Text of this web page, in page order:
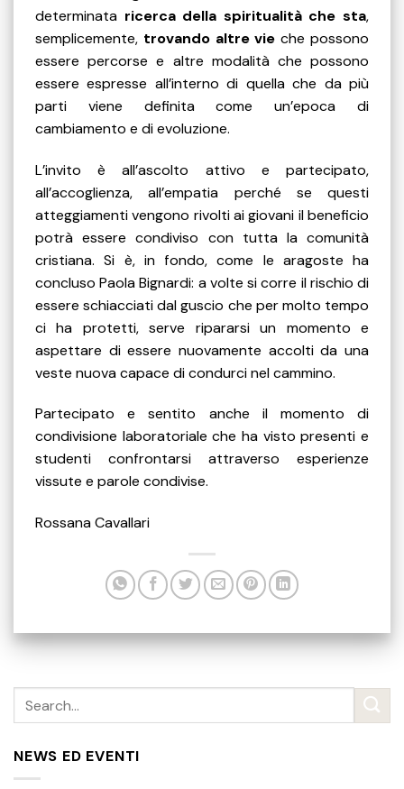
determinata ricerca della spiritualità che sta,
semplicemente, trovando altre vie che possono
essere percorse e altre modalità che possono
essere espresse all’interno di quella che da più
parti viene definita come un’epoca di
cambiamento e di evoluzione.
L’invito è all’ascolto attivo e partecipato,
all’accoglienza, all’empatia perché se questi
atteggiamenti vengono rivolti ai giovani il beneficio
potrà essere condiviso con tutta la comunità
cristiana. Si è, in fondo, come le aragoste ha
concluso Paola Bignardi: a volte si corre il rischio di
essere schiacciati dal guscio che per molto tempo
ci ha protetti, serve ripararsi un momento e
aspettare di essere nuovamente accolti da una
veste nuova capace di condurci nel cammino.
Partecipato e sentito anche il momento di
condivisione laboratoriale che ha visto presenti e
studenti confrontarsi attraverso esperienze
vissute e parole condivise.
Rossana Cavallari
NEWS ED EVENTI